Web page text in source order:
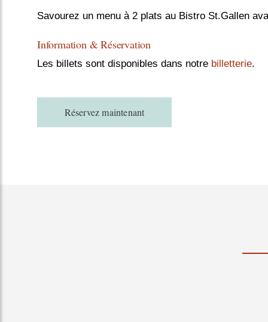
Savourez un menu à 2 plats au Bistro St.Gallen
Information & Réservation
Les billets sont disponibles dans notre billetterie.
Réservez maintenant